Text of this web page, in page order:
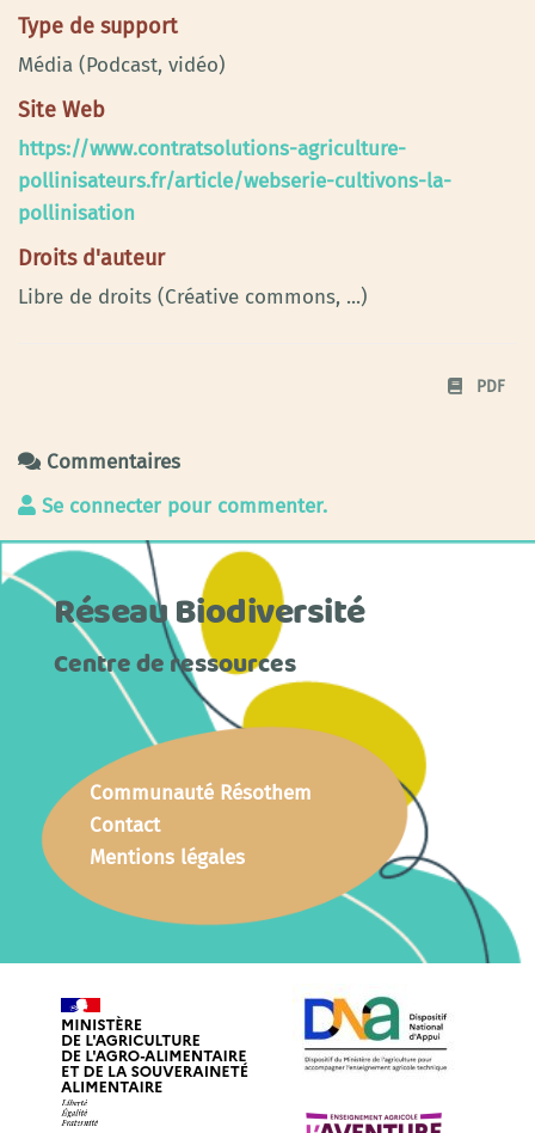
Type de support
Média (Podcast, vidéo)
Site Web
https://www.contratsolutions-agriculture-
pollinisateurs.fr/article/webserie-cultivons-la-
pollinisation
Droits d'auteur
Libre de droits (Créative commons, ...)
PDF
Commentaires
Se connecter pour commenter.
Réseau Biodiversité
Centre de ressources
Communauté Résothem
Contact
Mentions légales